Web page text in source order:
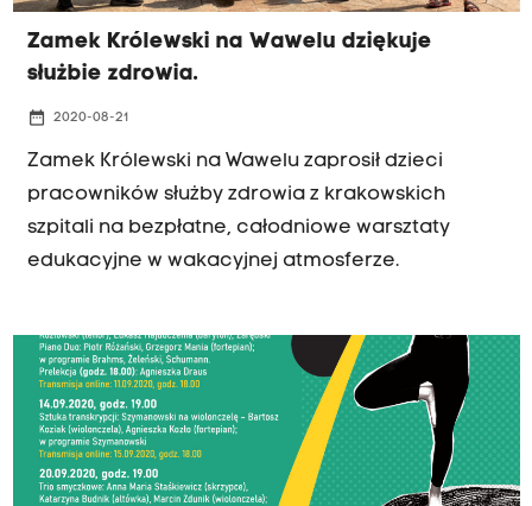
Zamek Królewski na Wawelu dziękuje
służbie zdrowia.
date_range 2020-08-21
Zamek Królewski na Wawelu zaprosił dzieci
pracowników służby zdrowia z krakowskich
szpitali na bezpłatne, całodniowe warsztaty
edukacyjne w wakacyjnej atmosferze.